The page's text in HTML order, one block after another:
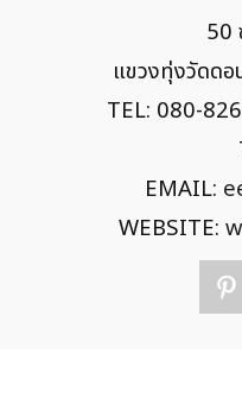
50
แขวงทุ่งวัดด
TEL: 080-
EMAIL:
WEBSITE: